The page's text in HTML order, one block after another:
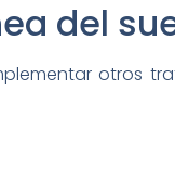
del
otros